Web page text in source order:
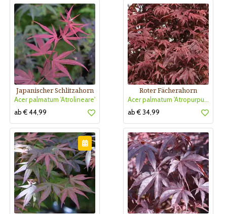
Japanischer Schlitzahorn
Acer palmatum 'Atrolineare'
ab € 44,99
Roter Fächerahorn
Acer palmatum 'Atropurpureum'
ab € 34,99